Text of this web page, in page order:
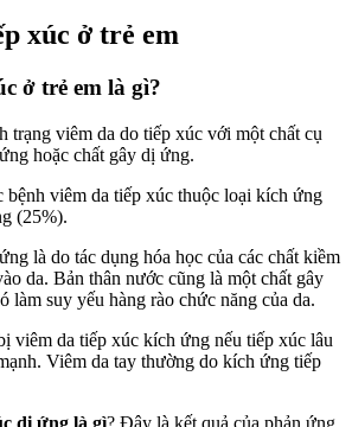
xúc ở trẻ em
ở trẻ em là gì?
trạng viêm da do tiếp xúc với một chất cụ
hoặc chất gây dị ứng.
bệnh viêm da tiếp xúc thuộc loại kích ứng
(25%).
là do tác dụng hóa học của các chất kiềm
da. Bản thân nước cũng là một chất gây
làm suy yếu hàng rào chức năng của da.
viêm da tiếp xúc kích ứng nếu tiếp xúc lâu
Viêm da tay thường do kích ứng tiếp
dị ứng là gì? Đây là kết quả của phản ứng